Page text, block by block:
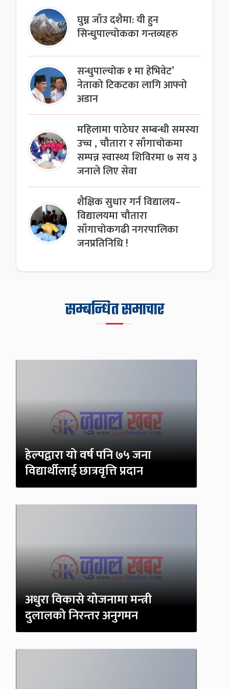
घुम्न जाँउ दशैमा: यी हुन
सिन्धुपाल्चोकका गन्तव्यहरु
सन्धुपाल्चोक १ मा हेभिवेट’
नेताको टिकटका लागि आफ्नो
अडान
महिलामा पाठेघर सम्बन्धी समस्या
उच्च , चौतारा र साँगाचोकमा
सम्पन्न स्वास्थ्य शिविरमा ७ सय ३
जनाले लिए सेवा
शैक्षिक सुधार गर्न विद्यालय–
विद्यालयमा चौतारा
साँगाचोकगढी नगरपालिका
जनप्रतिनिधि !
सम्बन्धित समाचार
हेल्पद्वारा यो वर्ष पनि ७५ जना
विद्यार्थीलाई छात्रवृत्ति प्रदान
अधुरा विकासे योजनामा मन्त्री
दुलालको निरन्तर अनुगमन